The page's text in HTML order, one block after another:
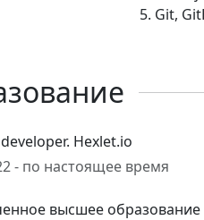
Git,
Hexlet.io
- по настоящее время
высшее